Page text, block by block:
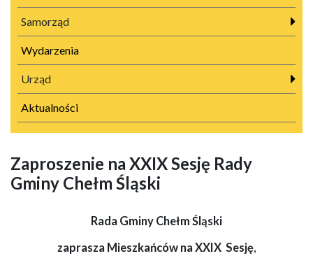
Samorząd
Wydarzenia
Urząd
Aktualności
Zaproszenie na XXIX Sesję Rady
Gminy Chełm Śląski
Rada Gminy Chełm Śląski
zaprasza Mieszkańców na XXIX Sesję,